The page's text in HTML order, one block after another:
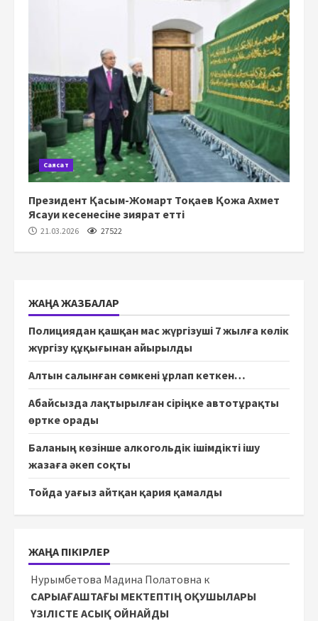
Саясат
Президент Қасым-Жомарт Тоқаев Қожа Ахмет
Ясауи кесенесіне зиярат етті
21.03.2026 27522
ЖАҢА ЖАЗБАЛАР
Полициядан қашқан мас жүргізуші 7 жылға көлік
жүргізу құқығынан айырылды
Алтын салынған сөмкені ұрлап кеткен…
Абайсызда лақтырылған сіріңке автотұрақты
өртке орады
Баланың көзінше алкогольдік ішімдікті ішу
жазаға әкеп соқты
Тойда уағыз айтқан қария қамалды
ЖАҢА ПІКІРЛЕР
Нурымбетова Мадина Полатовна к
САРЫАҒАШТАҒЫ МЕКТЕПТІҢ ОҚУШЫЛАРЫ
ҮЗІЛІСТЕ АСЫҚ ОЙНАЙДЫ